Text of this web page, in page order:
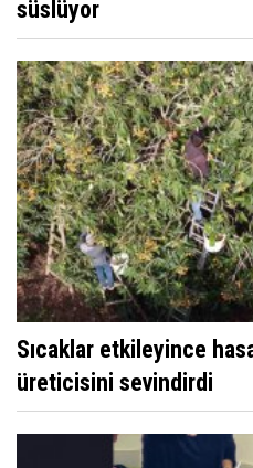
süslüyor
Sıcaklar etkileyince
üreticisini sevindirdi